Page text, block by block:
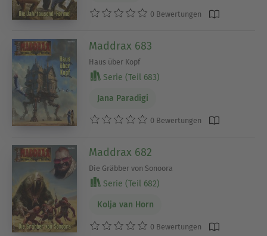
0 Bewertungen
Maddrax 683
Haus über Kopf
Serie (Teil 683)
Jana Paradigi
0 Bewertungen
Maddrax 682
Die Gräbber von Sonoora
Serie (Teil 682)
Kolja van Horn
0 Bewertungen